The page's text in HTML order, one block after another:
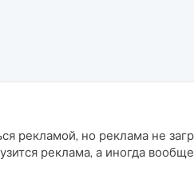
рекламой, но реклама не
реклама, а иногда